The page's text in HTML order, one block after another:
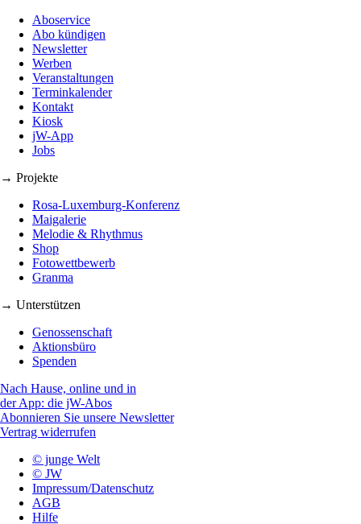
Aboservice
Abo kündigen
Newsletter
Werben
Veranstaltungen
Terminkalender
Kontakt
Kiosk
jW-App
Jobs
→ Projekte
Rosa-Luxemburg-Konferenz
Maigalerie
Melodie & Rhythmus
Shop
Fotowettbewerb
Granma
→ Unterstützen
Genossenschaft
Aktionsbüro
Spenden
Nach Hause, online und in
der App: die jW-Abos
Abonnieren Sie unsere Newsletter
Vertrag widerrufen
© junge Welt
© JW
Impressum/Datenschutz
AGB
Hilfe